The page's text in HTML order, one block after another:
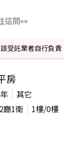
這間👀
託業者自行負責
房
其它
廳1衛 1樓/0樓